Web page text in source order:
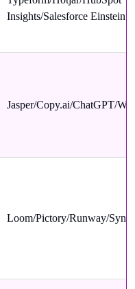
Insights/Salesforce Einstein
Jasper/Copy.ai/ChatGPT/
Loom/Pictory/Runway/